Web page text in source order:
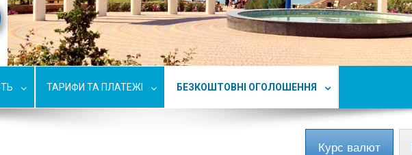
ТАРИФИ ТА ПЛАТЕЖІ БЕЗКОШТОВНІ ОГОЛОШЕННЯ
Курс валют